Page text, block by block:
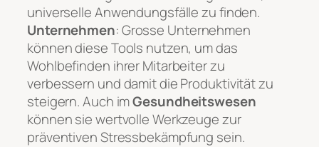
universelle Anwendungsfälle zu finden.
Unternehmen: Grosse Unternehmen
können diese Tools nutzen, um das
Wohlbefinden ihrer Mitarbeiter zu
verbessern und damit die Produktivität zu
steigern. Auch imGesundheitswesen
können sie wertvolle Werkzeuge zur
präventiven Stressbekämpfung sein.